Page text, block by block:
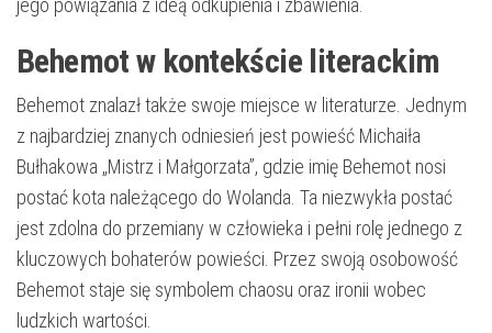
jego powiązania z ideą odkupienia i zbawienia.
Behemot w kontekście literackim
Behemot znalazł także swoje miejsce w literaturze. Jednym
z najbardziej znanych odniesień jest powieść Michaiła
Bułhakowa „Mistrz i Małgorzata”, gdzie imię Behemot nosi
postać kota należącego do Wolanda. Ta niezwykła postać
jest zdolna do przemiany w człowieka i pełni rolę jednego z
kluczowych bohaterów powieści. Przez swoją osobowość
Behemot staje się symbolem chaosu oraz ironii wobec
ludzkich wartości.